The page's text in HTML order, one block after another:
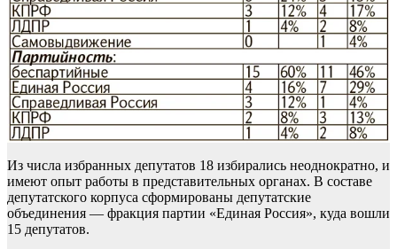
Из числа избранных депутатов 18 избирались неоднократно, и
имеют опыт работы в представительных органах. В составе
депутатского корпуса сформированы депутатские
объединения — фракция партии «Единая Россия», куда вошли
15 депутатов.